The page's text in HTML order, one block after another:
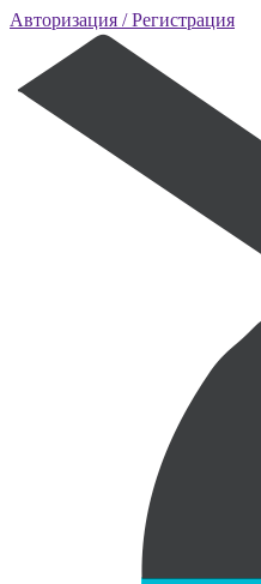
Авторизация / Регистрация